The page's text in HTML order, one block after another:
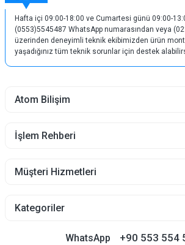
Hafta içi 09:00-18:00 ve Cumartesi günü 09:00-
(0553)5545487 WhatsApp numarasından veya
üzerinden deneyimli teknik ekibimizden ürün
yaşadığınız tüm teknik sorunlar için destek
Atom Bilişim
İşlem Rehberi
Müşteri Hizmetleri
Kategoriler
WhatsApp +90 553 554